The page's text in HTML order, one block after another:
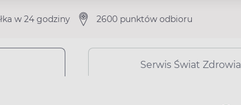
w 24 godziny 2600 punktów odbioru
Serwis Świat Zdrowia